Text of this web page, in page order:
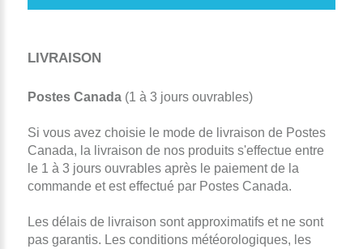
LIVRAISON
Postes Canada(1 à 3 jours ouvrables)
Si vous avez choisie le mode de livraison de Postes
Canada, la livraison de nos produits s'effectue entre
le 1 à 3 jours ouvrables après le paiement de la
commande et est effectué par Postes Canada.
Les délais de livraison sont approximatifs et ne sont
pas garantis. Les conditions météorologiques, les